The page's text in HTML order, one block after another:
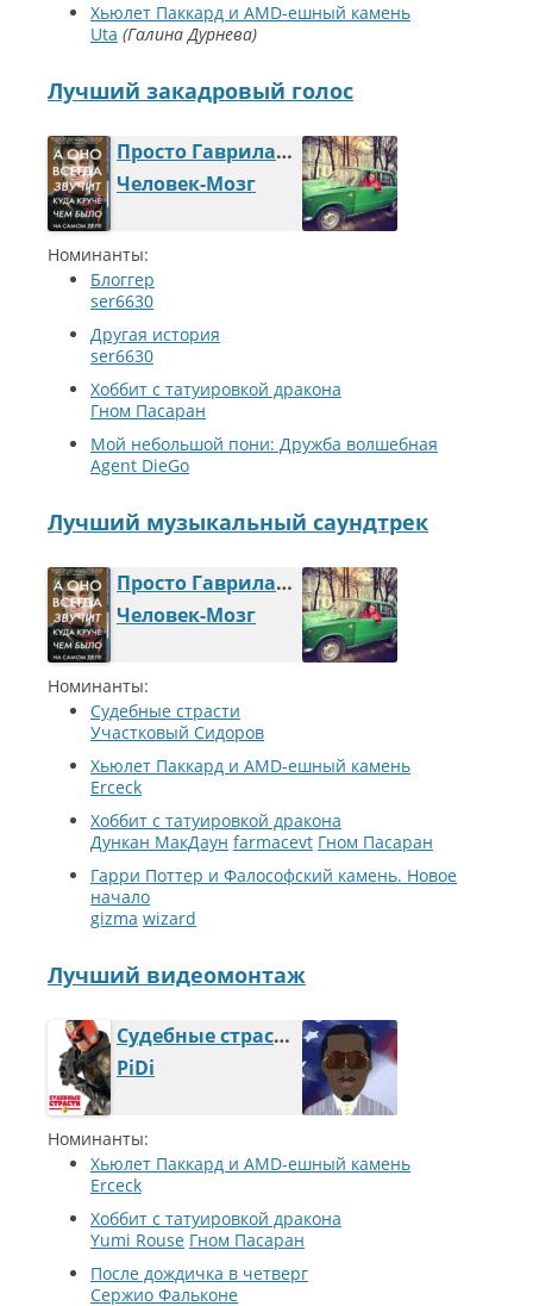
Хьюлет Паккард и AMD-ешный камень
Uta Галина Дурнева
Лучший закадровый голос
Просто Гаврила и кубок-могила
Человек-Мозг
Номинанты:
Блоггер
ser6630
Другая история
ser6630
Хоббит с татуировкой дракона
Гном Пасаран
Мой небольшой пони: Дружба волшебная
Agent DieGo
Лучший музыкальный саундтрек
Просто Гаврила и кубок-могила
Человек-Мозг
Номинанты:
Судебные страсти
Участковый Сидоров
Хьюлет Паккард и AMD-ешный камень
Erceck
Хоббит с татуировкой дракона
Дункан МакДаун farmacevt Гном Пасаран
Гарри Поттер и Фалософский камень. Новое
начало
gizma wizard
Лучший видеомонтаж
Судебные страсти
PiDi
Номинанты:
Хьюлет Паккард и AMD-ешный камень
Erceck
Хоббит с татуировкой дракона
Yumi Rouse Гном Пасаран
После дождичка в четверг
Сержио Фальконе